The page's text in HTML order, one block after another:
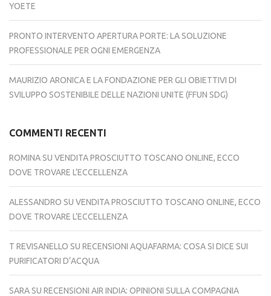
YOETE
PRONTO INTERVENTO APERTURA PORTE: LA SOLUZIONE
PROFESSIONALE PER OGNI EMERGENZA
MAURIZIO ARONICA E LA FONDAZIONE PER GLI OBIETTIVI DI
SVILUPPO SOSTENIBILE DELLE NAZIONI UNITE (FFUN SDG)
COMMENTI RECENTI
ROMINA SU VENDITA PROSCIUTTO TOSCANO ONLINE, ECCO
DOVE TROVARE L’ECCELLENZA
ALESSANDRO SU VENDITA PROSCIUTTO TOSCANO ONLINE, ECCO
DOVE TROVARE L’ECCELLENZA
T REVISANELLO SU RECENSIONI AQUAFARMA: COSA SI DICE SUI
PURIFICATORI D’ACQUA
SARA SU RECENSIONI AIR INDIA: OPINIONI SULLA COMPAGNIA